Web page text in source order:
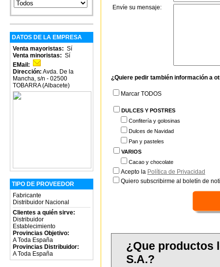
DATOS DE LA EMPRESA
Venta mayoristas: Sí
Venta minoristas: Sí
EMail:
Dirección: Avda. De la
Mancha, s/n - 02500
TOBARRA (Albacete)
TIPO DE PROVEEDOR
Fabricante
Distribuidor Nacional
Clientes a quién sirve:
Distribuidor
Establecimiento
Provincias Objetivo:
A Toda España
Provincias Distribuidor:
A Toda España
Envíe su mensaje:
¿Quiere pedir también información a
Marcar TODOS
DULCES Y POSTRES
Confitería y golosinas
Dulces de Navidad
Pan y pasteles
VARIOS
Cacao y chocolate
Acepto la Política de Privacidad
Quiero subscribirme al boletín de
¿Que productos
S.A.?